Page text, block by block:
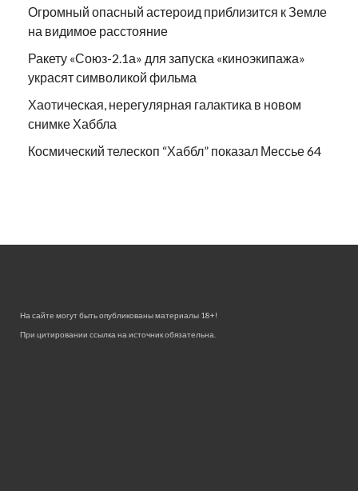
Огромный опасный астероид приблизится к Земле
на видимое расстояние
Ракету «Союз-2.1а» для запуска «киноэкипажа»
украсят символикой фильма
Хаотическая, нерегулярная галактика в новом
снимке Хаббла
Космический телескоп “Хаббл” показал Мессье 64
На сайте могут быть опубликованы материалы 18+!
При цитировании ссылка на источник обязательна.